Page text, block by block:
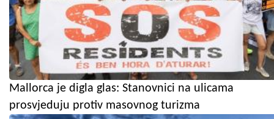
Mallorca je digla glas: Stanovnici na ulicama
prosvjeduju protiv masovnog turizma